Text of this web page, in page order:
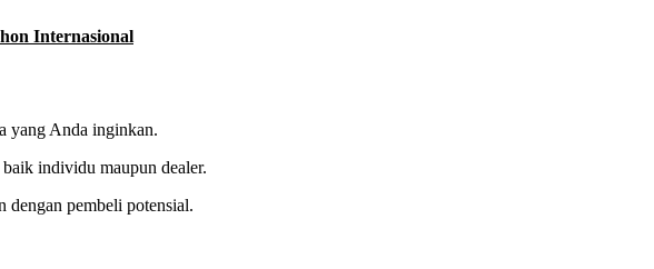
Internasional
yang Anda inginkan.
individu maupun dealer.
dengan pembeli potensial.